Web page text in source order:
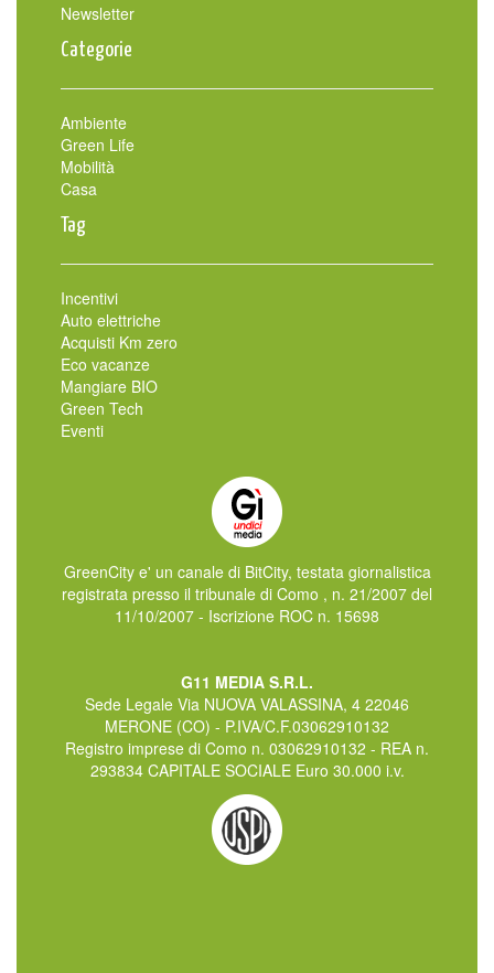
Newsletter
Categorie
Ambiente
Green Life
Mobilità
Casa
Tag
Incentivi
Auto elettriche
Acquisti Km zero
Eco vacanze
Mangiare BIO
Green Tech
Eventi
GreenCity e' un canale di BitCity, testata giornalistica
registrata presso il tribunale di Como , n. 21/2007 del
11/10/2007 - Iscrizione ROC n. 15698
G11 MEDIA S.R.L.
Sede Legale Via NUOVA VALASSINA, 4 22046
MERONE (CO) - P.IVA/C.F.03062910132
Registro imprese di Como n. 03062910132 - REA n.
293834 CAPITALE SOCIALE Euro 30.000 i.v.